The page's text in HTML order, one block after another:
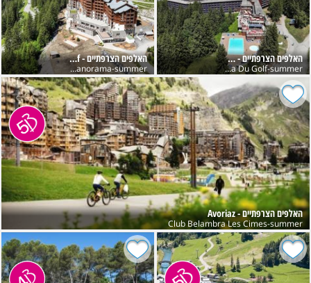
האלפים הצרפתיים - Les Arcs
Club Belambra Du Golf-summer
האלפים הצרפתיים - Flaine Grand Massif
Club Belambra - Panorama-summer
האלפים הצרפתיים - Avoriaz
Club Belambra Les Cimes-summer